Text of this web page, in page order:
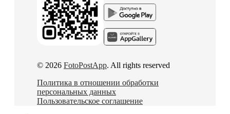
© 2026 FotoPostApp. All rights reserved
Политика в отношении обработки
персональных данных
Пользовательское соглашение